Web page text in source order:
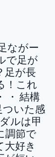
ながー
で足が
足が長
！これ
・ 結構
いた感
ルは甲
調節で
好き